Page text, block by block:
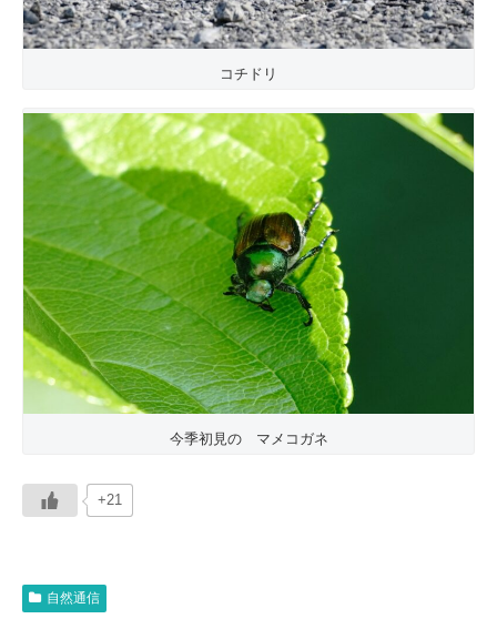
コチドリ
今季初見の マメコガネ
+21
自然通信